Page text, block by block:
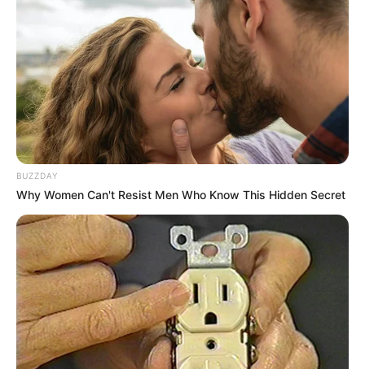
BUZZDAY
Why Women Can't Resist Men Who Know This Hidden Secret